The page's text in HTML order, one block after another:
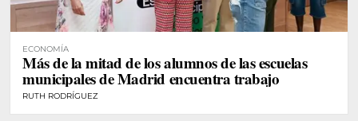
ECONOMÍA
Más de la mitad de los alumnos de las escuelas
municipales de Madrid encuentra trabajo
RUTH RODRÍGUEZ